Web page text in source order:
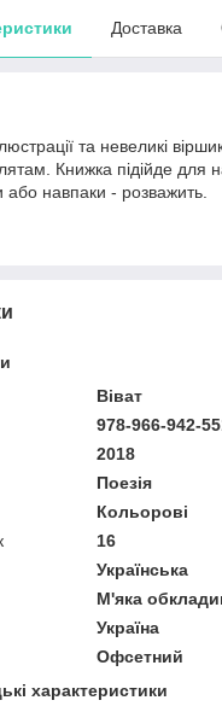
Доставка
та невеликі
Книжка підійде для
навпаки - розважить.
Віват
978-966-942-
2018
Поезія
Кольорові
16
Українська
М'яка
Україна
Офсетний
характеристики